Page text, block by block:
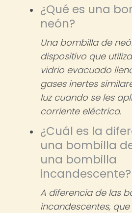
¿Qué es una
neón?
Una bombilla de
dispositivo que
vidrio evacuado
gases inertes
luz cuando se les
corriente eléctrica.
¿Cuál es la
una bombilla
una bombilla
incandescente?
A diferencia de las
incandescentes,